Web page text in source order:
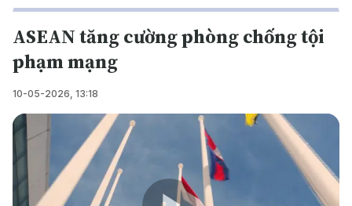
ASEAN tăng cường phòng chống tội
phạm mạng
10-05-2026, 13:18